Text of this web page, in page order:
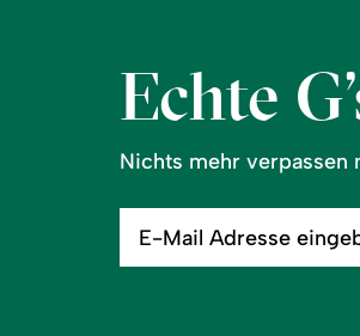
Echte
Nichts mehr verpassen
Mail
eingeben